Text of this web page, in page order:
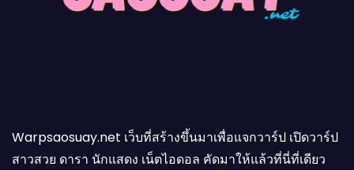
Warpsaosuay.net เว็บที่สร้างขึ้นมาเพื่อแจกวาร์ป เปิดวาร์ป
สาวสวย ดารา นักแสดง เน็ตไอดอล คัดมาให้แล้วที่นี่ที่เดียว